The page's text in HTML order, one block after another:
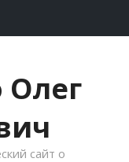
сайт о